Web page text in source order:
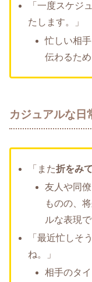
「一度スケジ
たします。」
忙しい相
伝わるた
カジュアルな日
「また折をみて
友人や同
ものの、
ルな表現で
「最近忙しそ
ね。」
相手のタ